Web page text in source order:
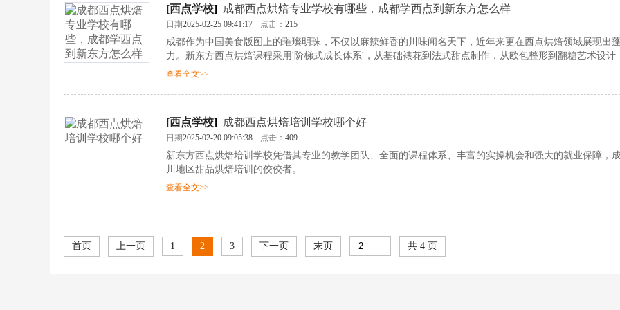
[西点学校] 成都西点烘焙专业学校有哪些，成都学西点到新东方怎么样
日期2025-02-25 09:41:17 点击： 215
成都作为中国美食版图上的璀璨明珠，不仅以麻辣鲜香的川味闻名天下，近年来更在西点烘焙领域展现出
力。新东方西点烘焙课程采用'阶梯式成长体系'，从基础裱花到法式甜点制作，从欧包整形到翻糖艺术设计
了百余个专项技能模块。
查看全文>>
[西点学校] 成都西点烘焙培训学校哪个好
日期2025-02-20 09:05:38 点击： 409
新东方西点烘焙培训学校凭借其专业的教学团队、全面的课程体系、丰富的实操机会和强大的就业保障，
川地区甜品烘焙培训的佼佼者。
查看全文>>
首页 上一页 1 2 3 下一页 末页 共 4 页